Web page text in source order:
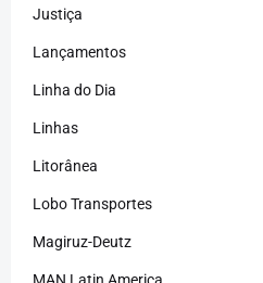
Justiça
Lançamentos
Linha do Dia
Linhas
Litorânea
Lobo Transportes
Magiruz-Deutz
MAN Latin America